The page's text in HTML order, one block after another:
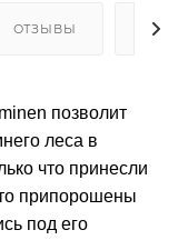
ОТЗЫВЫ
позволит
леса в
что принесли
припорошены
под его